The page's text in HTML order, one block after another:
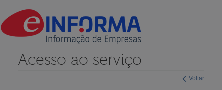
Voltar
Acesso ao serviço